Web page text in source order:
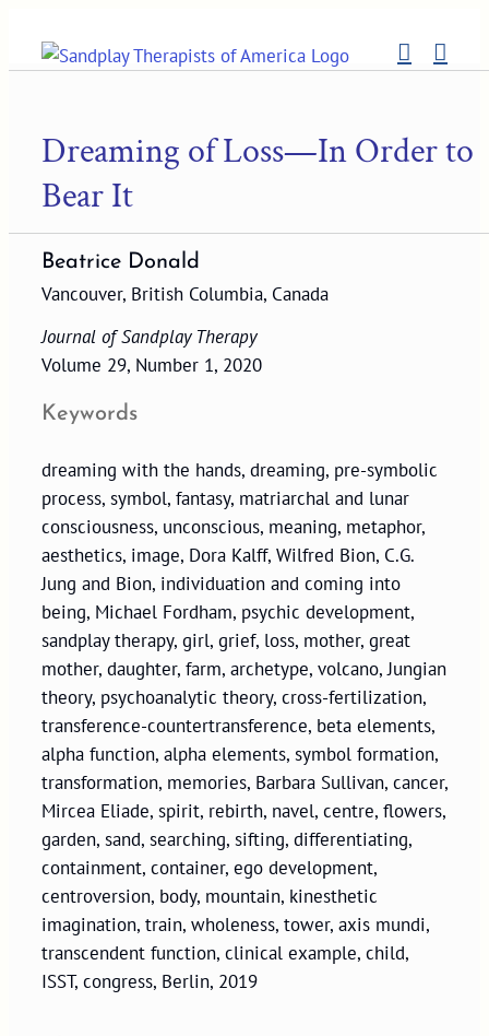
content
Dreaming of Loss—In Order to
Bear It
Beatrice Donald
Vancouver, British Columbia, Canada
Journal of Sandplay Therapy
Volume 29, Number 1, 2020
Keywords
dreaming with the hands, dreaming, pre-symbolic
process, symbol, fantasy, matriarchal and lunar
consciousness, unconscious, meaning, metaphor,
aesthetics, image, Dora Kalff, Wilfred Bion, C.G.
Jung and Bion, individuation and coming into
being, Michael Fordham, psychic development,
sandplay therapy, girl, grief, loss, mother, great
mother, daughter, farm, archetype, volcano, Jungian
theory, psychoanalytic theory, cross-fertilization,
transference-countertransference, beta elements,
alpha function, alpha elements, symbol formation,
transformation, memories, Barbara Sullivan, cancer,
Mircea Eliade, spirit, rebirth, navel, centre, flowers,
garden, sand, searching, sifting, differentiating,
containment, container, ego development,
centroversion, body, mountain, kinesthetic
imagination, train, wholeness, tower, axis mundi,
transcendent function, clinical example, child,
ISST, congress, Berlin, 2019